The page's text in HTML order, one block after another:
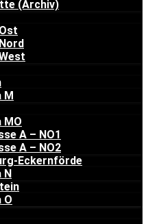
(Archiv)
M
MO
A – NO1
A – NO2
Eckernförde
N
O